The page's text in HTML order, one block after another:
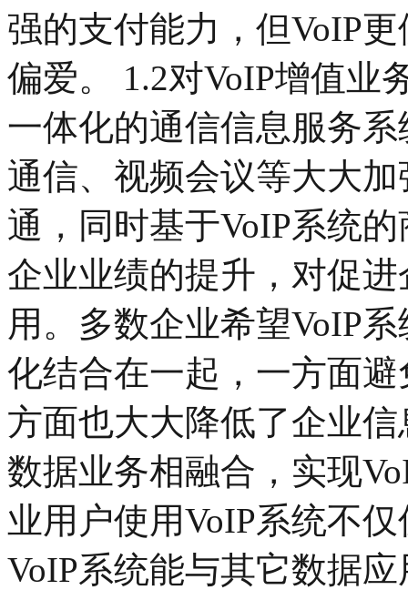
强的支付能力，但VoIP
偏爱。 1.2对VoIP增值业
一体化的通信信息服务
通信、视频会议等大大
通，同时基于VoIP系统
企业业绩的提升，对促
用。多数企业希望VoIP
化结合在一起，一方面
方面也大大降低了企业
数据业务相融合，实现
业用户使用VoIP系统不
VoIP系统能与其它数据